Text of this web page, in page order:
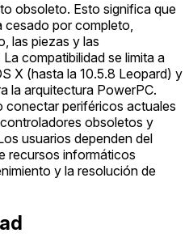
obsoleto. Esto significa que
cesado por completo,
las piezas y las
compatibilidad se limita a
X (hasta la 10.5.8 Leopard) y
la arquitectura PowerPC.
conectar periféricos actuales
obsoletos y
usuarios dependen del
recursos informáticos
y la resolución de